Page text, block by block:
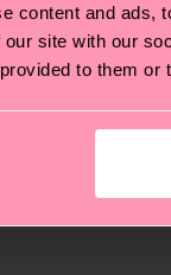
content and ads,
site with our
to them
et aux